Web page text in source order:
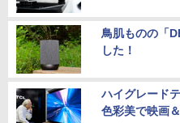
鳥肌ものの「
した！
ハイグレード
色彩美で映画